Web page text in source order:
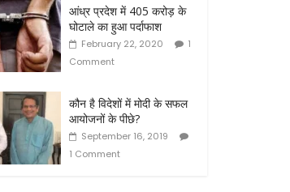
आंध्र प्रदेश में 405 करोड़ के
घोटाले का हुआ पर्दाफाश
February 22, 2020
1
Comment
कौन है विदेशों में मोदी के सफल
आयोजनों के पीछे?
September 16, 2019
1 Comment